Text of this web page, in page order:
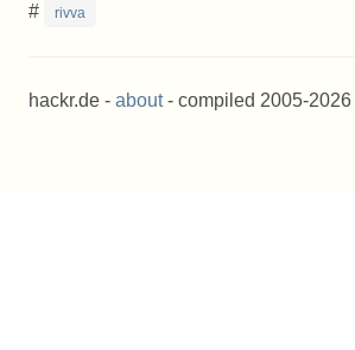
# rivva
hackr.de - about- compiled 2005-2026